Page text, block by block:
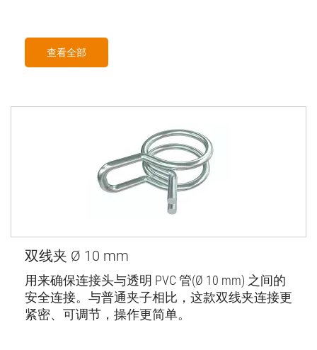
查看全部
双线夹 Ø 10 mm
用来确保连接头与透明 PVC 管(Ø 10 mm) 之间的
安全连接。与普通夹子相比，这款双线夹连接更
紧密、可调节，操作更简单。